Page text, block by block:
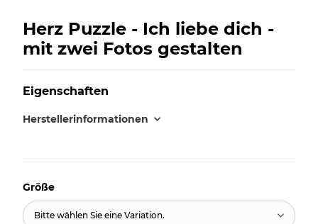
Herz Puzzle - Ich liebe dich -
mit zwei Fotos gestalten
Eigenschaften
Herstellerinformationen
Größe
Bitte wählen Sie eine Variation.